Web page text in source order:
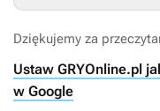
Dziękujemy za
Ustaw GRYOnline.pl
w Google